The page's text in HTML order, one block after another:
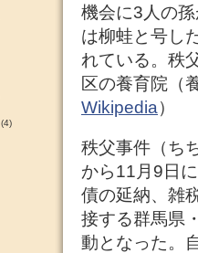
機会に3人の
は柳蛙と号し
れている。秩
区の養育院（
Wikipedia）
秩父事件（ち
から11月9日
債の延納、雑
接する群馬県
動となった。
(4)